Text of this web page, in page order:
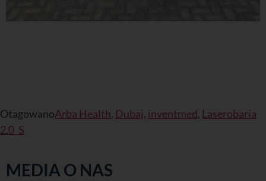
OtagowanoArba Health, Dubaj, inventmed, Laserobaria
2.0_S
MEDIA O NAS